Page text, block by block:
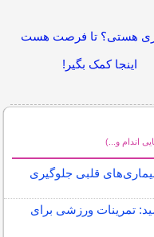
هستی؟ تا فرصت هست
اینجا کمک بگیر!
اندام و...)
قلبی جلوگیری
تمرینات ورزشی برای